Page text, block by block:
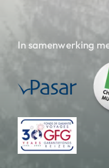
In samenwerking